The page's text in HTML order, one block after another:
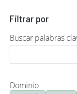
Filtrar por
Buscar palabras
Dominio